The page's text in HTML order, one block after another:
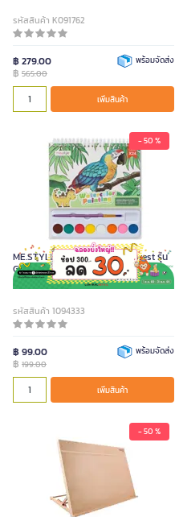
รหัสสินค้า K091762
฿ 279.00
฿ 565.00
พร้อมจัดส่ง
เพิ่มสินค้า
- 50 %
ME.STYLE ชุดสมุดระบายสีน้ำ Forest รุ่น
GN-WP01-1
รหัสสินค้า 1094333
฿ 99.00
฿ 199.00
พร้อมจัดส่ง
เพิ่มสินค้า
- 50 %